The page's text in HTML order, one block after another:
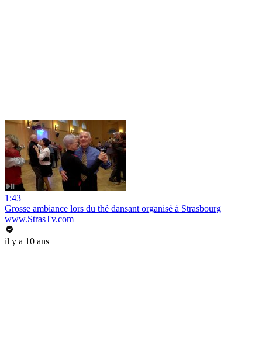
1:43
Grosse ambiance lors du thé dansant organisé à Strasbourg
www.StrasTv.com
il y a 10 ans